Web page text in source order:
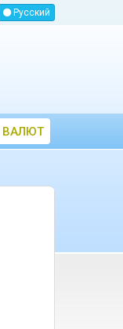
Русский
ВАЛЮТ